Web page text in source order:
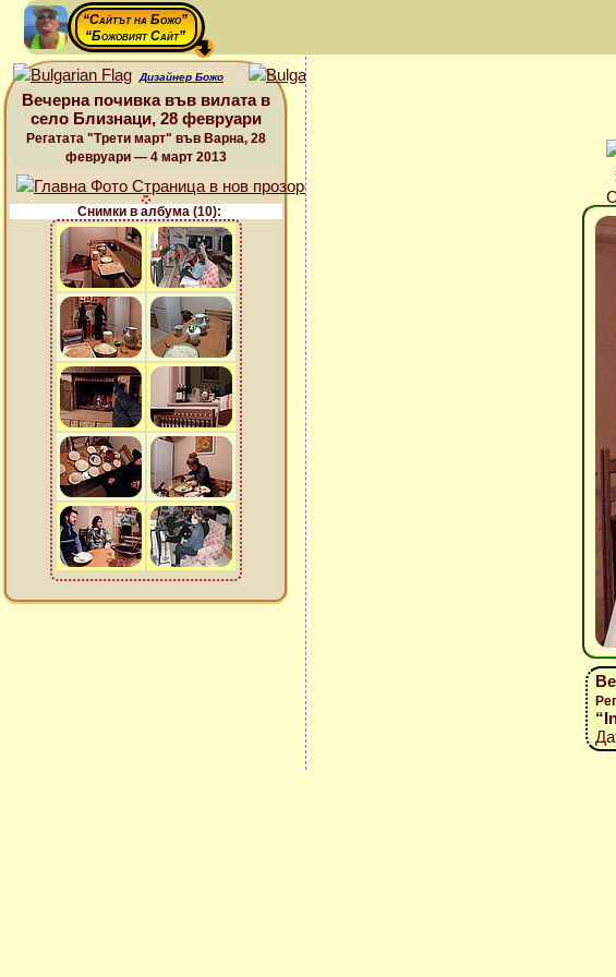
“Сайтът на Божо”
“Божовият Сайт”
Дизайнер Божо
Вечерна почивка във вилата в
село Близнаци, 28 февруари
Регатата "Трети март" във Варна, 28
февруари — 4 март 2013
Снимки в албума (10):